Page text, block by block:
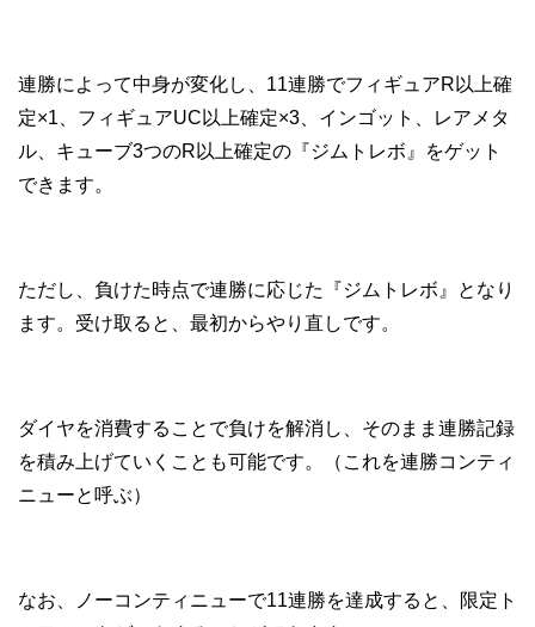
連勝によって中身が変化し、11連勝でフィギュアR以上確
定×1、フィギュアUC以上確定×3、インゴット、レアメタ
ル、キューブ3つのR以上確定の『ジムトレボ』をゲット
できます。
ただし、負けた時点で連勝に応じた『ジムトレボ』となり
ます。受け取ると、最初からやり直しです。
ダイヤを消費することで負けを解消し、そのまま連勝記録
を積み上げていくことも可能です。（これを連勝コンティ
ニューと呼ぶ）
なお、ノーコンティニューで11連勝を達成すると、限定ト